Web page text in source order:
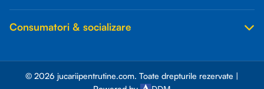
Consumatori & socializare
© 2026 jucariipentrutine.com. Toate drepturile rezervate |